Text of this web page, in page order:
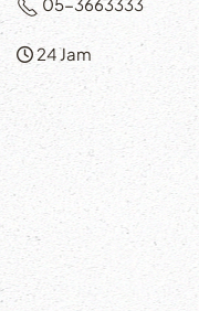
05-3663333
24 Jam